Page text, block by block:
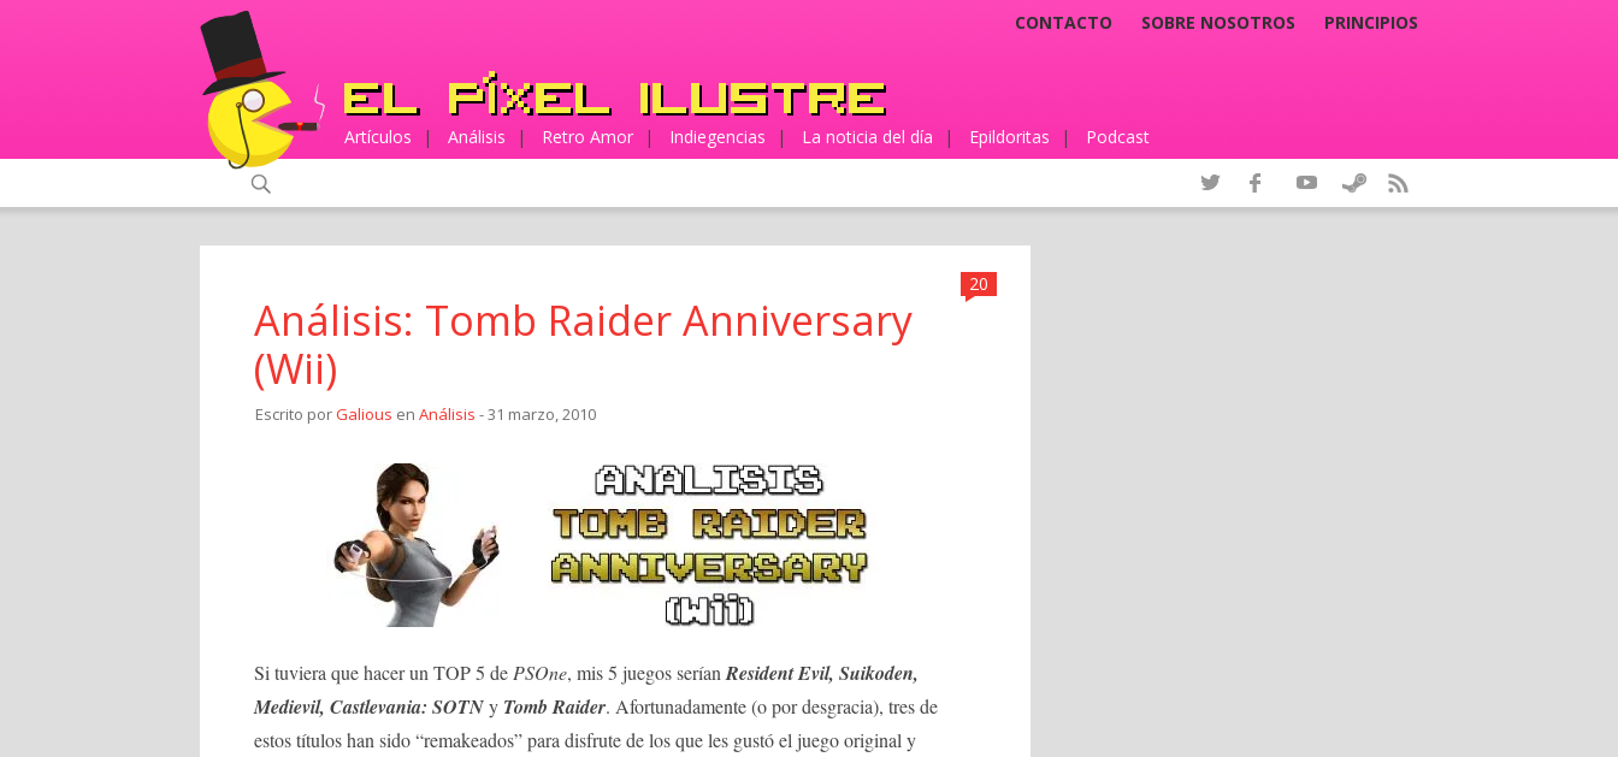
CONTACTO SOBRE NOSOTROS PRINCIPIOS
Artículos | Análisis | Retro Amor | Indiegencias | La noticia del día | Epildoritas | Podcast
20
Análisis: Tomb Raider Anniversary
(Wii)
Escrito porGalious en Análisis - 31 marzo, 2010
Si tuviera que hacer un TOP 5 de PSOne, mis 5 juegos serían Resident Evil, Suikoden,
Medievil, Castlevania: SOTNy Tomb Raider. Afortunadamente (o por desgracia), tres de
estos títulos han sido “remakeados” para disfrute de los que les gustó el juego original y